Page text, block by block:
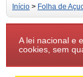
Início > Folha de
A lei nacional e
cookies, sem